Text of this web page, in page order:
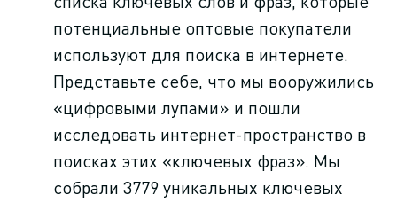
потенциальные оптовые покупатели
используют для поиска в интернете.
Представьте себе, что мы вооружились
«цифровыми лупами» и пошли
исследовать интернет-пространство в
поисках этих «ключевых фраз». Мы
собрали 3779 уникальных ключевых